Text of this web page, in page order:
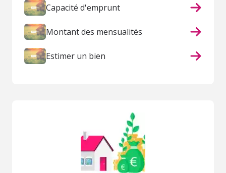
Capacité d'emprunt
Montant des mensualités
Estimer un bien